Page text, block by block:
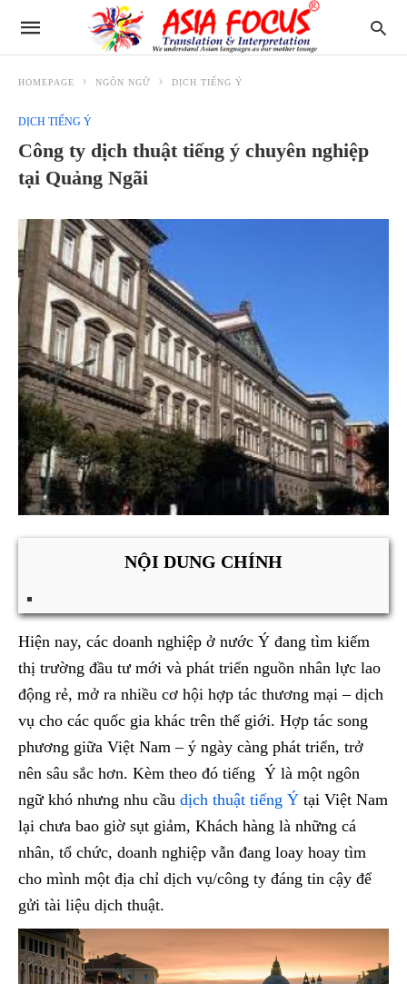
HOMEPAGE NGÔN NGỮ DỊCH TIẾNG Ý
DỊCH TIẾNG Ý
Công ty dịch thuật tiếng ý chuyên nghiệp
tại Quảng Ngãi
NỘI DUNG CHÍNH
Hiện nay, các doanh nghiệp ở nước Ý đang tìm kiếm
thị trường đầu tư mới và phát triển nguồn nhân lực lao
động rẻ, mở ra nhiều cơ hội hợp tác thương mại – dịch
vụ cho các quốc gia khác trên thế giới. Hợp tác song
phương giữa Việt Nam – ý ngày càng phát triển, trở
nên sâu sắc hơn. Kèm theo đó tiếng Ý là một ngôn
ngữ khó nhưng nhu cầu dịch thuật tiếng Ý tại Việt Nam
lại chưa bao giờ sụt giảm, Khách hàng là những cá
nhân, tổ chức, doanh nghiệp vẫn đang loay hoay tìm
cho mình một địa chỉ dịch vụ/công ty đáng tin cậy để
gửi tài liệu dịch thuật.